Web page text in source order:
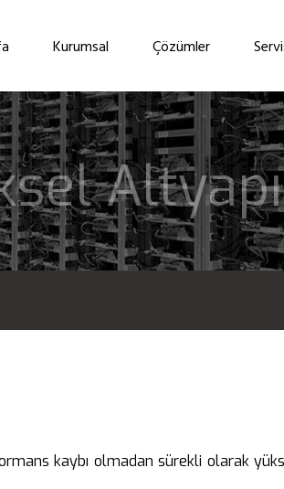
Kurumsal Çözümler
Altyapı
kaybı olmadan sürekli olarak